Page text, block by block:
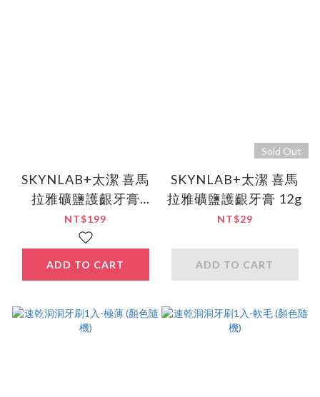
SKYNLAB+太潔 喜馬
拉雅礦鹽護齦牙膏
100g
NT$199
ADD TO CART
Sold Out
SKYNLAB+太潔 喜馬
拉雅礦鹽護齦牙膏 12g
NT$29
ADD TO CART